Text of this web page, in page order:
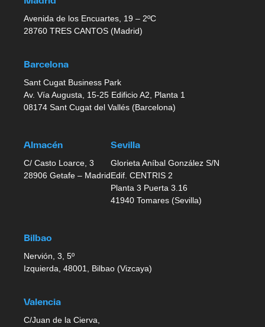
Avenida de los Encuartes, 19 – 2ºC
28760 TRES CANTOS (Madrid)
Barcelona
Sant Cugat Business Park
Av. Vía Augusta, 15-25 Edificio A2, Planta 1
08174 Sant Cugat del Vallés (Barcelona)
Almacén
C/ Casto Loarce, 3
28906 Getafe – Madrid
Sevilla
Glorieta Aníbal González S/N
Edif. CENTRIS 2
Planta 3 Puerta 3.16
41940 Tomares (Sevilla)
Bilbao
Nervión, 3, 5º
Izquierda, 48001, Bilbao (Vizcaya)
Valencia
C/Juan de la Cierva,